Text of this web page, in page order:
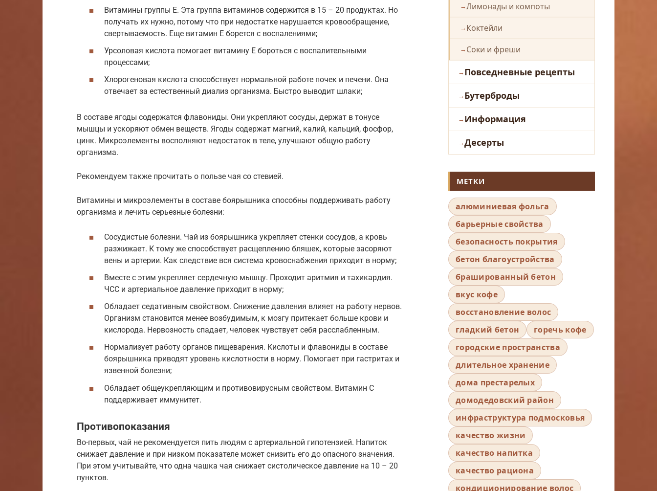
Витамины группы Е. Эта группа витаминов содержится в 15 – 20 продуктах. Но
получать их нужно, потому что при недостатке нарушается кровообращение,
свертываемость. Еще витамин Е борется с воспалениями;
Урсоловая кислота помогает витамину Е бороться с воспалительными
процессами;
Хлорогеновая кислота способствует нормальной работе почек и печени. Она
отвечает за естественный диализ организма. Быстро выводит шлаки;
В составе ягоды содержатся флавониды. Они укрепляют сосуды, держат в тонусе
мышцы и ускоряют обмен веществ. Ягоды содержат магний, калий, кальций, фосфор,
цинк. Микроэлементы восполняют недостаток в теле, улучшают общую работу
организма.
Рекомендуем также прочитать о пользе чая со стевией.
Витамины и микроэлементы в составе боярышника способны поддерживать работу
организма и лечить серьезные болезни:
Сосудистые болезни. Чай из боярышника укрепляет стенки сосудов, а кровь
разжижает. К тому же способствует расщеплению бляшек, которые засоряют
вены и артерии. Как следствие вся система кровоснабжения приходит в норму;
Вместе с этим укрепляет сердечную мышцу. Проходит аритмия и тахикардия.
ЧСС и артериальное давление приходит в норму;
Обладает седативным свойством. Снижение давления влияет на работу нервов.
Организм становится менее возбудимым, к мозгу притекает больше крови и
кислорода. Нервозность спадает, человек чувствует себя расслабленным.
Нормализует работу органов пищеварения. Кислоты и флавониды в составе
боярышника приводят уровень кислотности в норму. Помогает при гастритах и
язвенной болезни;
Обладает общеукрепляющим и противовирусным свойством. Витамин С
поддерживает иммунитет.
Противопоказания
Во-первых, чай не рекомендуется пить людям с артериальной гипотензией. Напиток
снижает давление и при низком показателе может снизить его до опасного значения.
При этом учитывайте, что одна чашка чая снижает систолическое давление на 10 – 20
пунктов.
Лимонады и компоты
Коктейли
Соки и фреши
Повседневные рецепты
Бутерброды
Информация
Десерты
МЕТКИ
алюминиевая фольга
барьерные свойства
безопасность покрытия
бетон благоустройства
брашированный бетон
вкус кофе
восстановление волос
гладкий бетон
горечь кофе
городские пространства
длительное хранение
дома престарелых
домодедовский район
инфраструктура подмосковья
качество жизни
качество напитка
качество рациона
кондиционирование волос